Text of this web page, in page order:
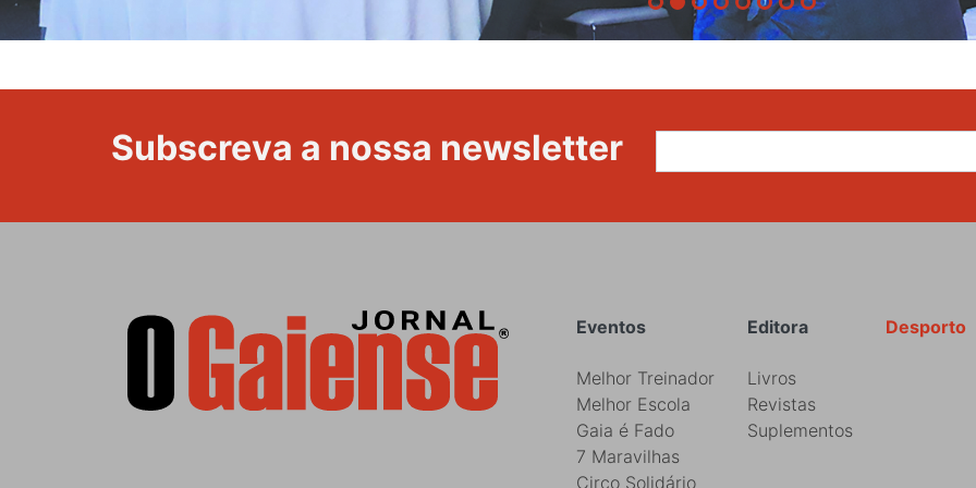
Subscreva a nossa newsletter
Rodapé Desporto
Editora
Livros
Revistas
Suplementos
Eventos
Melhor Treinador
Melhor Escola
Gaia é Fado
7 Maravilhas
Circo Solidário